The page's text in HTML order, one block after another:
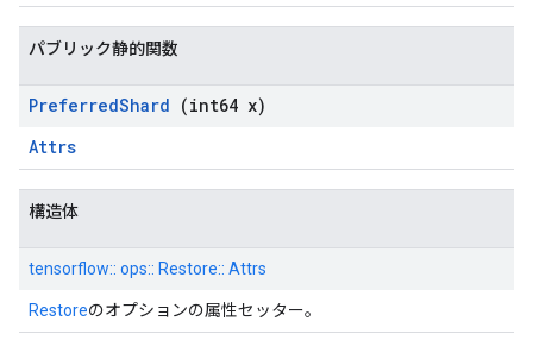
パブリック静的関数
PreferredShard (int64 x)
Attrs
構造体
tensorflow:: ops:: Restore:: Attrs
Restoreのオプションの属性セッター。